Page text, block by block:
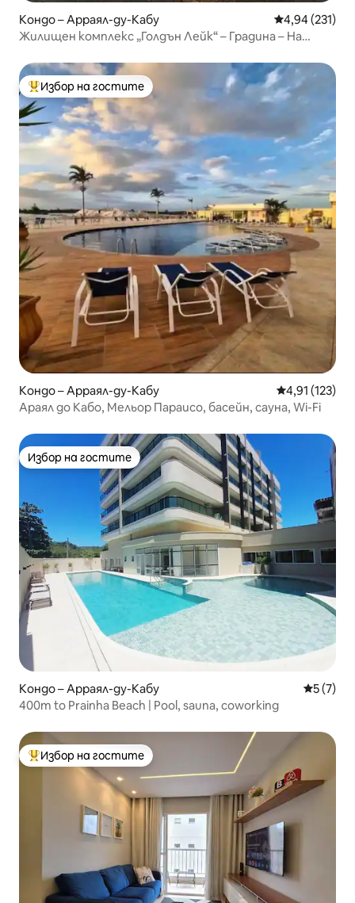
Кондо – Арраял-ду-Кабу Средна
4,94 (231)
Жилищен комплекс „Голдън Лейк“ – Градина – На
Най-популярен избор на гостите
Избор на гостите
Кондо – Арраял-ду-Кабу Средна
4,91 (123)
Араял до Кабо, Мельор Параисо, басейн, сауна, Wi-Fi
Избор на гостите
Избор на гостите
Кондо – Арраял-ду-Кабу Средна
5 (7)
400m to Prainha Beach | Pool, sauna, coworking
Най-популярен избор на гостите
Избор на гостите